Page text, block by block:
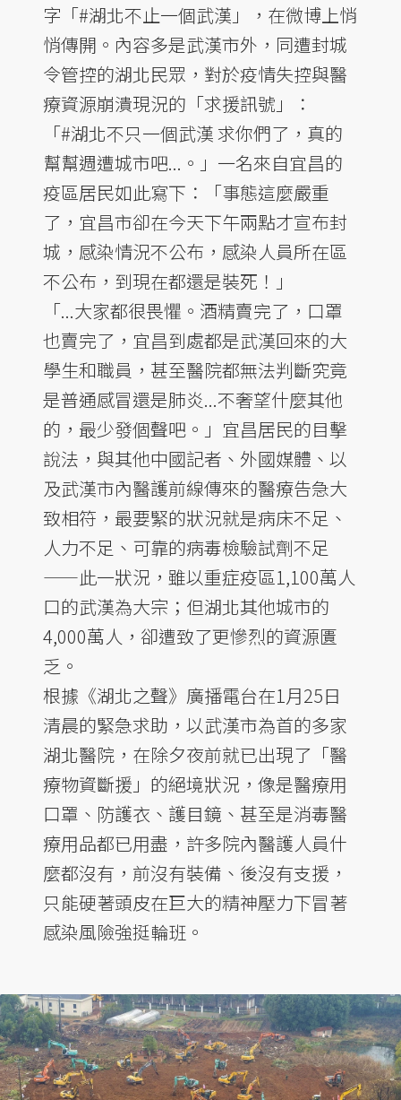
字「#湖北不止一個武漢」，在微博上悄
悄傳開。內容多是武漢市外，同遭封城
令管控的湖北民眾，對於疫情失控與醫
療資源崩潰現況的「求援訊號」：
「#湖北不只一個武漢 求你們了，真的
幫幫週遭城市吧...。」一名來自宜昌的
疫區居民如此寫下：「事態這麼嚴重
了，宜昌市卻在今天下午兩點才宣布封
城，感染情況不公布，感染人員所在區
不公布，到現在都還是裝死！」
「...大家都很畏懼。酒精賣完了，口罩
也賣完了，宜昌到處都是武漢回來的大
學生和職員，甚至醫院都無法判斷究竟
是普通感冒還是肺炎...不奢望什麼其他
的，最少發個聲吧。」宜昌居民的目擊
說法，與其他中國記者、外國媒體、以
及武漢市內醫護前線傳來的醫療告急大
致相符，最要緊的狀況就是病床不足、
人力不足、可靠的病毒檢驗試劑不足
——此一狀況，雖以重症疫區1,100萬人
口的武漢為大宗；但湖北其他城市的
4,000萬人，卻遭致了更慘烈的資源匱
乏。
根據《湖北之聲》廣播電台在1月25日
清晨的緊急求助，以武漢市為首的多家
湖北醫院，在除夕夜前就已出現了「醫
療物資斷援」的絕境狀況，像是醫療用
口罩、防護衣、護目鏡、甚至是消毒醫
療用品都已用盡，許多院內醫護人員什
麼都沒有，前沒有裝備、後沒有支援，
只能硬著頭皮在巨大的精神壓力下冒著
感染風險強挺輪班。